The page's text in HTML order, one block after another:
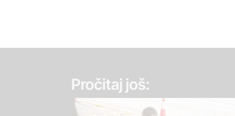
Pročitaj još: